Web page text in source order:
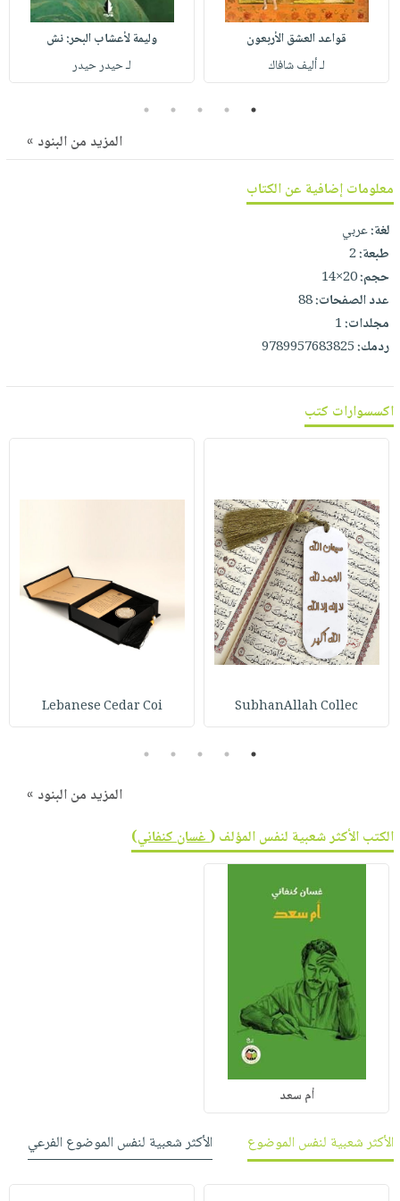
صابون
أطفال
مناسبات
فيديوهات
أسئلة
وفرات
انشر
تواصل
معنا
عربة
التسوق
قواعد العشق الأربعون
لـ أليف شافاك
وليمة لأعشاب البحر: نش
لـ حيدر حيدر
1
2
3
4
5
المزيد من البنود »
معلومات إضافية عن الكتاب
لغة:عربي
طبعة:2
حجم:20×14
عدد الصفحات:88
مجلدات:1
ردمك:9789957683825
اكسسوارات كتب
SubhanAllah Collec
Lebanese Cedar Coi
1
2
3
4
5
المزيد من البنود »
الكتب الأكثر شعبية لنفس المؤلف (غسان كنفاني)
أم سعد
الأكثر شعبية لنفس الموضوع الأكثر شعبية لنفس الموضوع الفرعي